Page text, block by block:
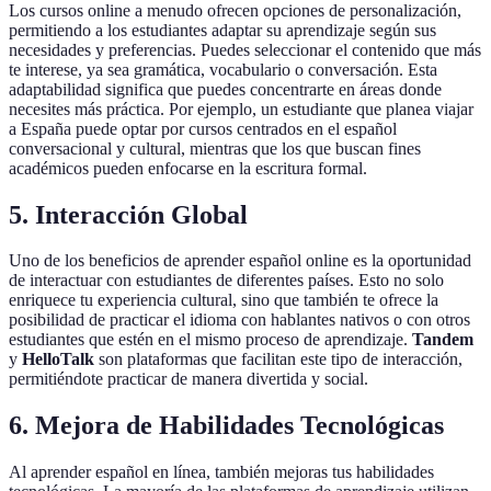
Los cursos online a menudo ofrecen opciones de personalización,
permitiendo a los estudiantes adaptar su aprendizaje según sus
necesidades y preferencias. Puedes seleccionar el contenido que más
te interese, ya sea gramática, vocabulario o conversación. Esta
adaptabilidad significa que puedes concentrarte en áreas donde
necesites más práctica. Por ejemplo, un estudiante que planea viajar
a España puede optar por cursos centrados en el español
conversacional y cultural, mientras que los que buscan fines
académicos pueden enfocarse en la escritura formal.
5. Interacción Global
Uno de los beneficios de aprender español online es la oportunidad
de interactuar con estudiantes de diferentes países. Esto no solo
enriquece tu experiencia cultural, sino que también te ofrece la
posibilidad de practicar el idioma con hablantes nativos o con otros
estudiantes que estén en el mismo proceso de aprendizaje. Tandem
y HelloTalk son plataformas que facilitan este tipo de interacción,
permitiéndote practicar de manera divertida y social.
6. Mejora de Habilidades Tecnológicas
Al aprender español en línea, también mejoras tus habilidades